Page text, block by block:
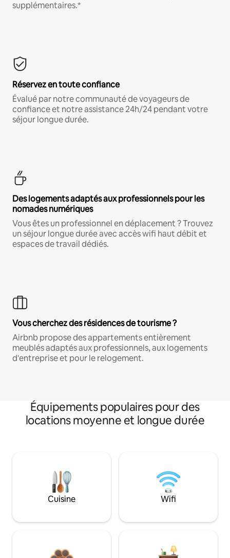
supplémentaires.*
Réservez en toute confiance
Évalué par notre communauté de voyageurs de
confiance et notre assistance 24h/24 pendant votre
séjour longue durée.
Des logements adaptés aux professionnels pour les
nomades numériques
Vous êtes un professionnel en déplacement ? Trouvez
un séjour longue durée avec accès wifi haut débit et
espaces de travail dédiés.
Vous cherchez des résidences de tourisme ?
Airbnb propose des appartements entièrement
meublés adaptés aux professionnels, aux logements
d'entreprise et pour le relogement.
Équipements populaires pour des
locations moyenne et longue durée
Cuisine Wifi